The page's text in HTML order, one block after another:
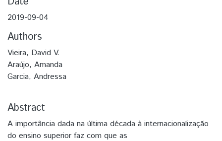
2019-09-04
Authors
Vieira, David V.
Araújo, Amanda
Garcia, Andressa
Abstract
A importância dada na última década à internacionalização
do ensino superior faz com que as